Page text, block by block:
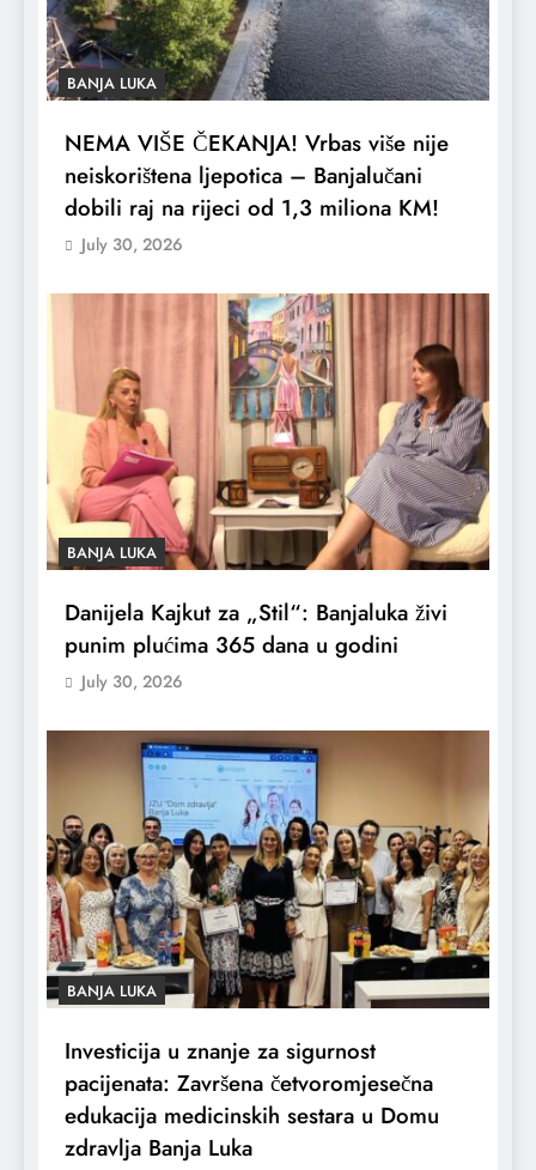
BANJA LUKA
NEMA VIŠE ČEKANJA! Vrbas više nije
neiskorištena ljepotica – Banjalučani
dobili raj na rijeci od 1,3 miliona KM!
July 30, 2026
BANJA LUKA
Danijela Kajkut za „Stil“: Banjaluka živi
punim plućima 365 dana u godini
July 30, 2026
BANJA LUKA
Investicija u znanje za sigurnost
pacijenata: Završena četvoromjesečna
edukacija medicinskih sestara u Domu
zdravlja Banja Luka